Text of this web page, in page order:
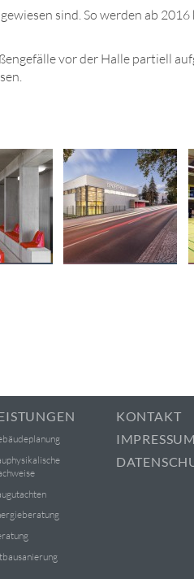
sind. So werden ab
vor der Halle partiell
KONTAKT
IMPRESSUM